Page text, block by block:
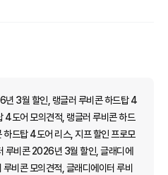
3월 할인, 랭글러 루비콘 하드탑 4
4도어 모의견적, 랭글러 루비콘 하드
드탑 4도어 리스, 지프 할인 프로모
루비콘 2026년 3월 할인, 글래디에
비콘 모의견적, 글래디에이터 루비